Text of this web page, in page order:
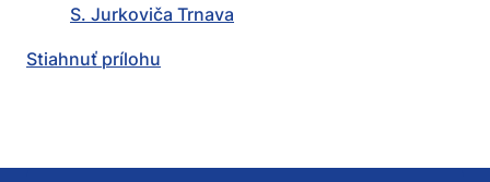
S. Jurkoviča Trnava
Stiahnuť prílohu